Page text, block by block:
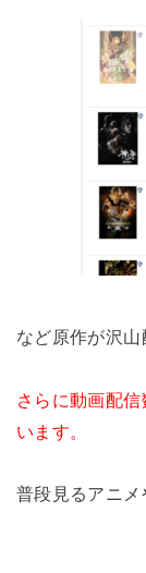
など原作が沢山
さらに動画配
います。
普段見るアニメ